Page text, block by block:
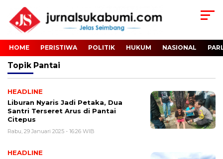
HOME PERISTIWA POLITIK HUKUM NASIONAL
Topik Pantai
HEADLINE
Liburan Nyaris Jadi Petaka, Dua
Santri Terseret Arus di Pantai
Citepus
Rabu, 29 Januari 2025 - 16:26 WIB
HEADLINE